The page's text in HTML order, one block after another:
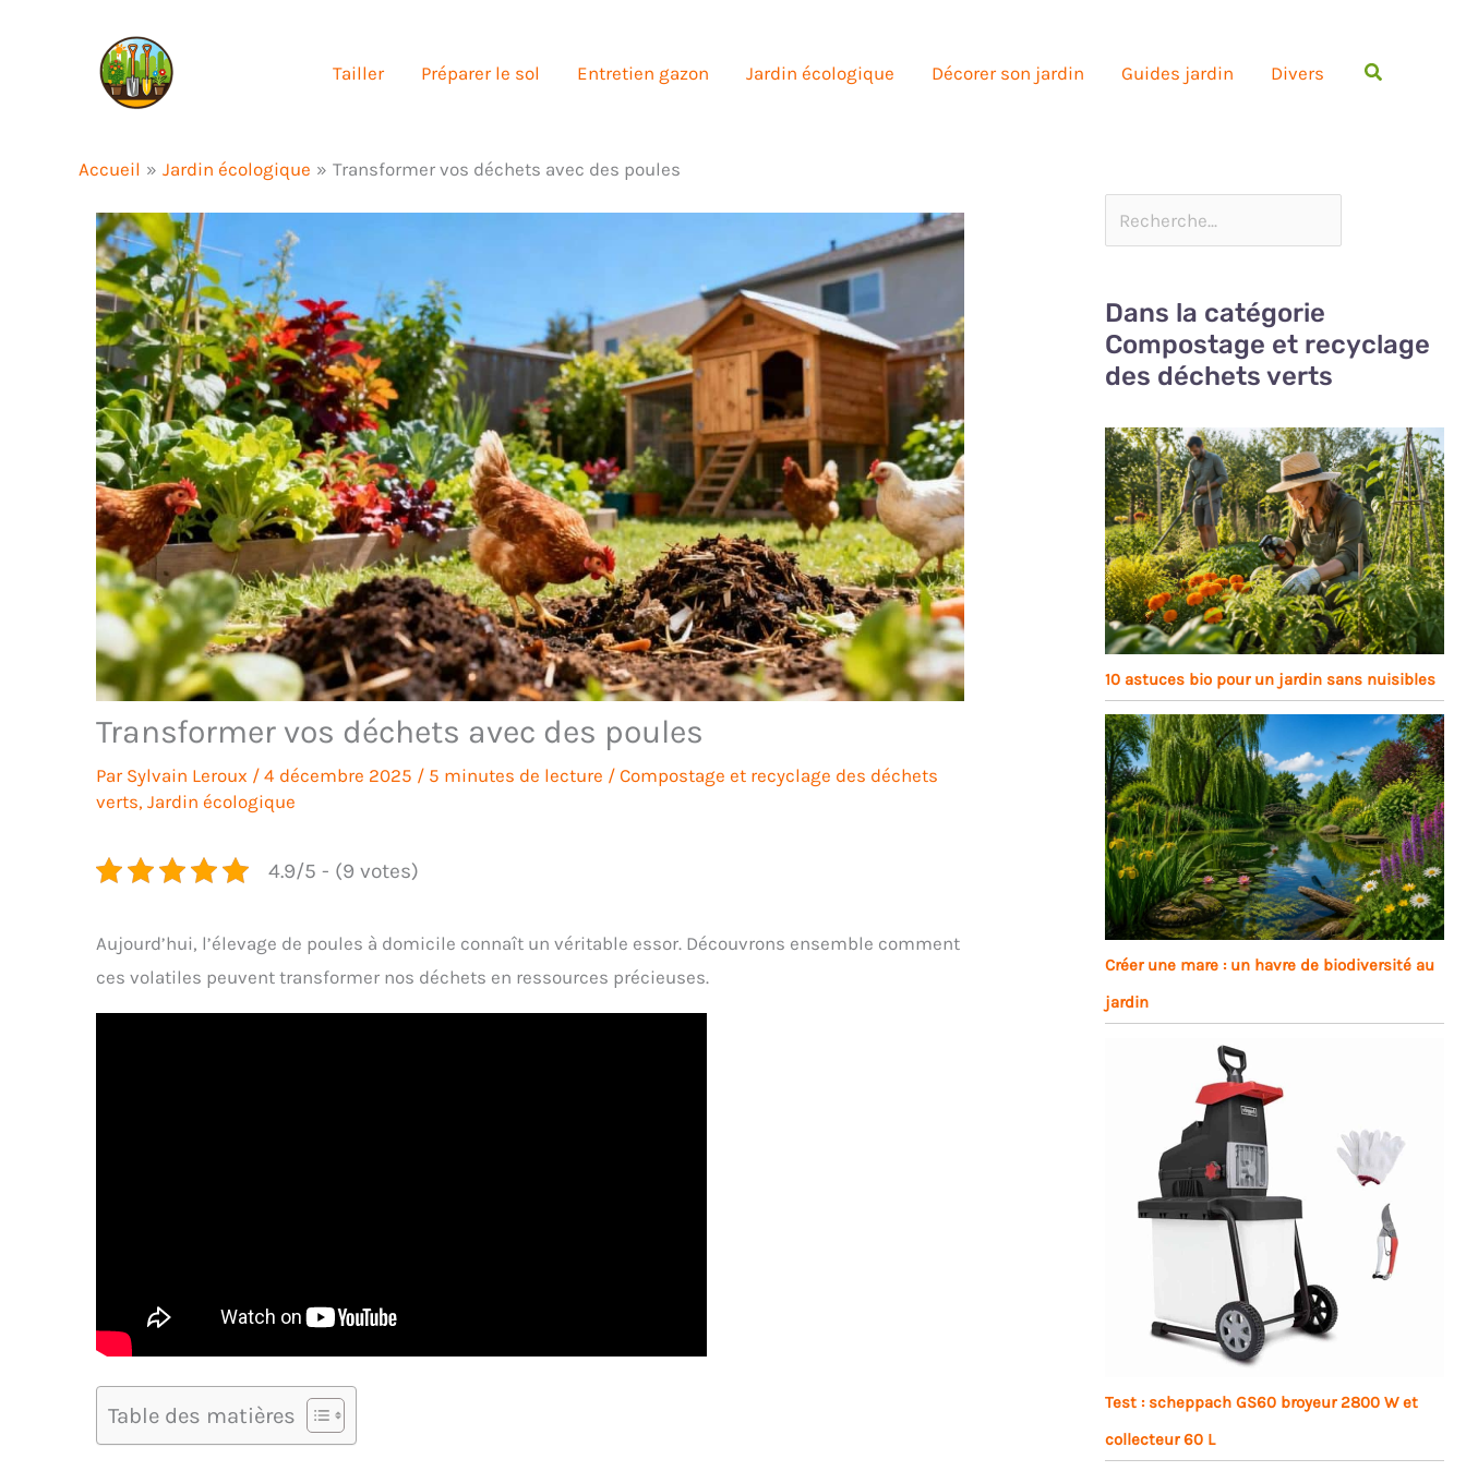
Tailler Préparer le sol Entretien gazon Jardin écologique Décorer son jardin Guides jardin Divers
Accueil Jardin écologique Transformer vos déchets avec des poules
Transformer vos déchets avec des poules
Par Sylvain Leroux / 4 décembre 2025 / 5 minutes de lecture / Compostage et recyclage des déchets
verts, Jardin écologique
4.9/5 - (9 votes)
Aujourd’hui, l’élevage de poules à domicile connaît un véritable essor. Découvrons ensemble comment
ces volatiles peuvent transformer nos déchets en ressources précieuses.
Table des matières
Dans la catégorie
Compostage et recyclage
des déchets verts
10 astuces bio pour un jardin sans nuisibles
Créer une mare : un havre de biodiversité au
jardin
Test : scheppach GS60 broyeur 2800 W et
collecteur 60 L